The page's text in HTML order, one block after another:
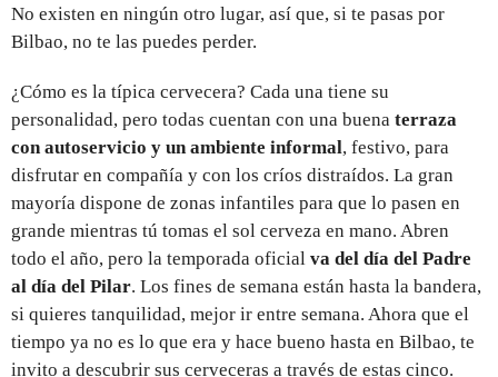
No existen en ningún otro lugar, así que, si te pasas por
Bilbao, no te las puedes perder.
¿Cómo es la típica cervecera? Cada una tiene su
personalidad, pero todas cuentan con una buena terraza
con autoservicio y un ambiente informal, festivo, para
disfrutar en compañía y con los críos distraídos. La gran
mayoría dispone de zonas infantiles para que lo pasen en
grande mientras tú tomas el sol cerveza en mano. Abren
todo el año, pero la temporada oficial va del día del Padre
al día del Pilar. Los fines de semana están hasta la bandera,
si quieres tanquilidad, mejor ir entre semana. Ahora que el
tiempo ya no es lo que era y hace bueno hasta en Bilbao, te
invito a descubrir sus cerveceras a través de estas cinco.